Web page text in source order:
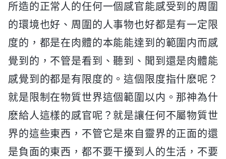
所造的正常人的任何一個感官能感受到的周圍
的環境也好、周圍的人事物也好都是有一定限
度的，都是在肉體的本能能達到的範圍内而感
覺到的，不管是看到、聽到、聞到還是肉體能
感覺到的都是有限度的。這個限度指什麽呢？
就是限制在物質世界這個範圍以内。那神為什
麽給人這樣的感官呢？就是讓任何不屬物質世
界的這些東西，不管它是來自靈界的正面的還
是負面的東西，都不要干擾到人的生活，不要